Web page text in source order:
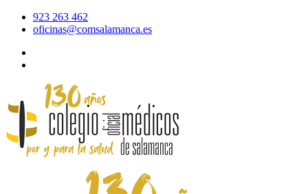
923 263 462
oficinas@comsalamanca.es